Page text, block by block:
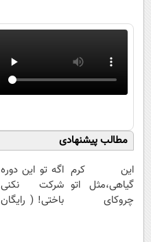
مطالب پیشنهادی
این کرم
گیاهی،مثل اتو
چروکای
اگه تو این دوره
شرکت نکنی
باختی! ( رایگان